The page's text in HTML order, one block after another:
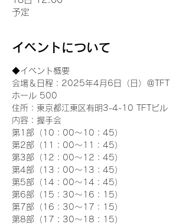
予定
イベントについて
◆イベント概要
会場＆日程：2025年4月6日（日）＠TFT
ホール 500
住所：東京都江東区有明3-4-10 TFTビル
内容：握手会
第1部（10：00～10：45）
第2部（11：00～11：45）
第3部（12：00～12：45）
第4部（13：00～13：45）
第5部（14：00～14：45）
第6部（15：30～16：15）
第7部（16：30～17：15）
第8部（17：30～18：15）